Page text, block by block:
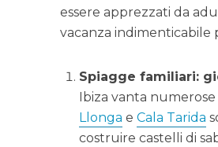
essere apprezzati da
vacanza indimenticabile
Spiagge familiari:
Ibiza vanta
Llonga e Cala Tarida
costruire castelli di